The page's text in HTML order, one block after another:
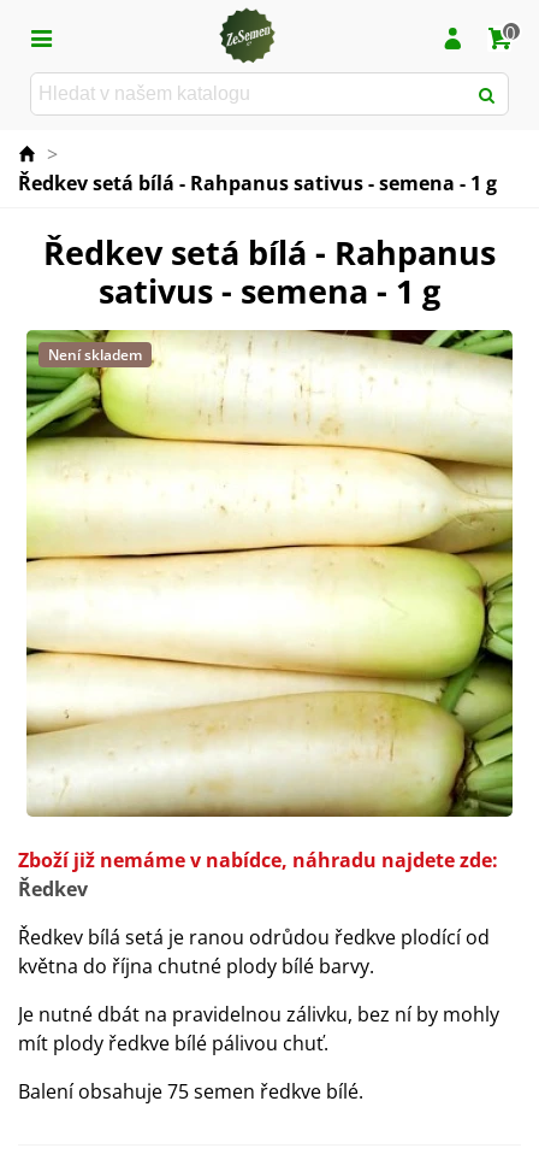
0
>
Ředkev setá bílá - Rahpanus sativus - semena - 1 g
Ředkev setá bílá - Rahpanus
sativus - semena - 1 g
Není skladem
Zboží již nemáme v nabídce, náhradu najdete zde:
Ředkev
Ředkev bílá setá je ranou odrůdou ředkve plodící od
května do října chutné plody bílé barvy.
Je nutné dbát na pravidelnou zálivku, bez ní by mohly
mít plody ředkve bílé pálivou chuť.
Balení obsahuje 75 semen ředkve bílé.